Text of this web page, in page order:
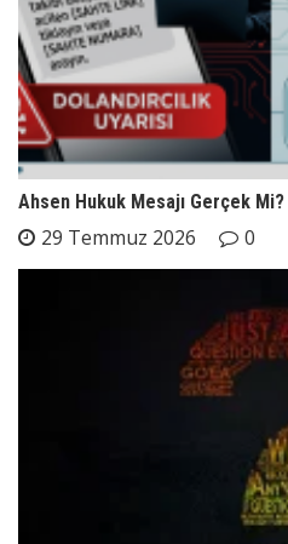
Ahsen Hukuk Mesajı Gerçek Mi?
29 Temmuz 2026 0